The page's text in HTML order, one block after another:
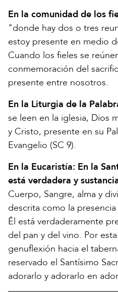
En la comunidad de los
"donde hay dos o tres
estoy presente en medio
Cuando los fieles se
conmemoración del
presente entre nosotros.
En la Liturgia de la
se leen en la iglesia, Dios
y Cristo, presente en su
Evangelio (SC 9).
En la Eucaristía: En la
está verdadera y
Cuerpo, Sangre, alma y
descrita como la
Él está verdaderamente
del pan y del vino. Por
genuflexión hacia el
reservado el Santísimo
adorarlo y adorarlo en